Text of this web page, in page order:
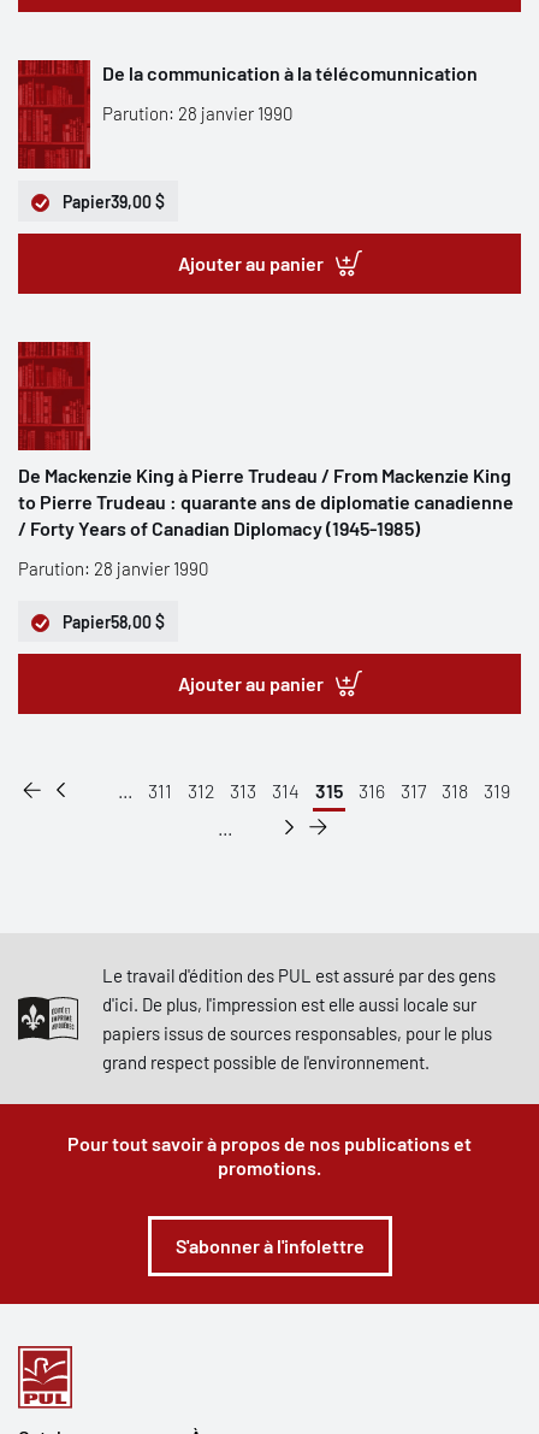
De la communication à la télécomunnication
Parution: 28 janvier 1990
Papier39,00 $
Ajouter au panier
De Mackenzie King à Pierre Trudeau / From Mackenzie King
to Pierre Trudeau : quarante ans de diplomatie canadienne
/ Forty Years of Canadian Diplomacy (1945-1985)
Parution: 28 janvier 1990
Papier58,00 $
Ajouter au panier
... 311 312 313 314 315 316 317 318
319
...
Le travail d'édition des PUL est assuré par des gens
d'ici. De plus, l'impression est elle aussi locale sur
papiers issus de sources responsables, pour le plus
grand respect possible de l'environnement.
Pour tout savoir à propos de nos publications et
promotions.
S'abonner à l'infolettre